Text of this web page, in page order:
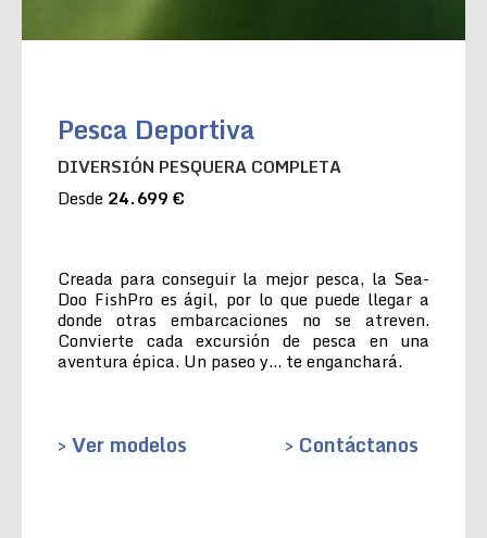
Pesca Deportiva
DIVERSIÓN PESQUERA COMPLETA
Desde 24.699 €
Creada para conseguir la mejor pesca, la Sea-
Doo FishPro es ágil, por lo que puede llegar a
donde otras embarcaciones no se atreven.
Convierte cada excursión de pesca en una
aventura épica. Un paseo y… te enganchará.
> Ver modelos > Contáctanos